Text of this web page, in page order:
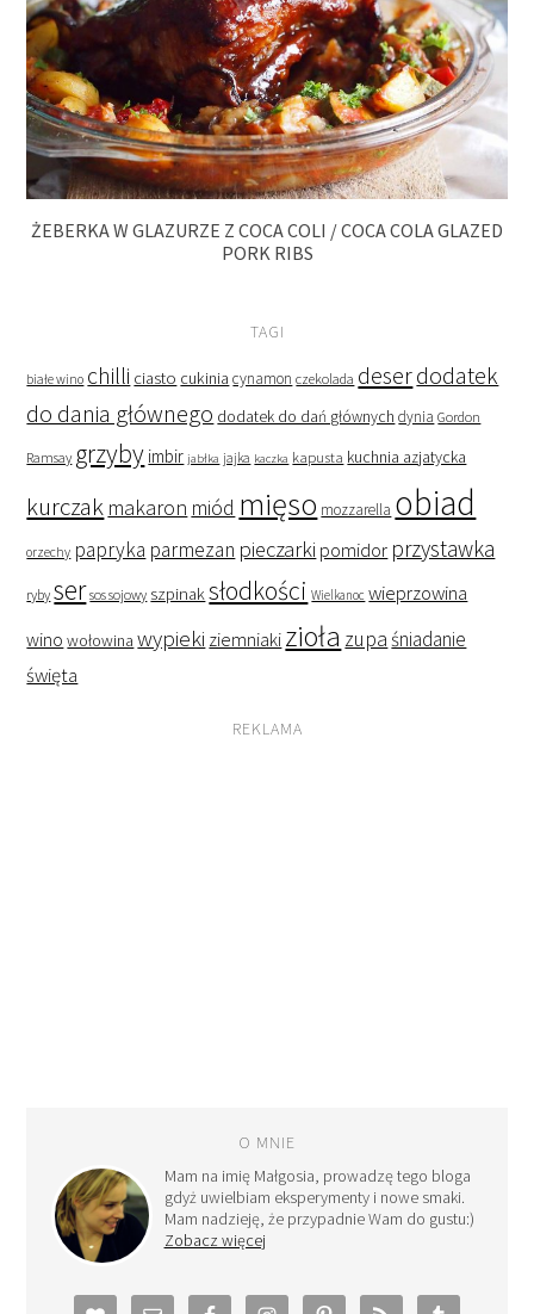
ŻEBERKA W GLAZURZE Z COCA COLI / COCA COLA GLAZED
PORK RIBS
TAGI
białe wino chilli ciasto cukinia cynamon czekolada deserdodatek
do dania głównego dodatek do dań głównych dynia Gordon
Ramsay grzyby imbir jabłka jajka kaczka kapusta kuchnia azjatycka
kurczak makaron miód mięso mozzarella obiad
orzechy papryka parmezan pieczarki pomidor przystawka
ryby ser sos sojowy szpinaksłodkości Wielkanoc wieprzowina
wino wołowina wypieki ziemniaki zioła zupaśniadanie
święta
REKLAMA
O MNIE
Mam na imię Małgosia, prowadzę tego bloga
gdyż uwielbiam eksperymenty i nowe smaki.
Mam nadzieję, że przypadnie Wam do gustu:)
Zobacz więcej